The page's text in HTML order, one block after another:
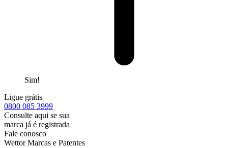
Sim!
Ligue grátis
0800 085 3999
Consulte aqui se sua
marca já é registrada
Fale conosco
Wettor Marcas e Patentes